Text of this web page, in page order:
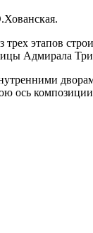
этапов
Адмирала
ось